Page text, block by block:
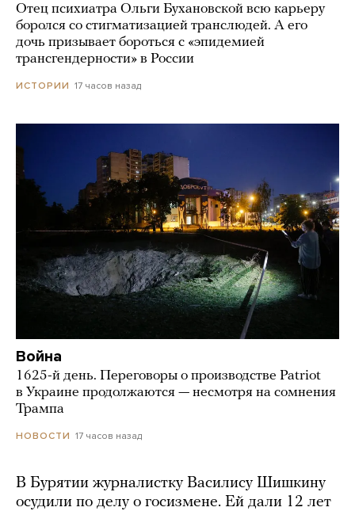
Отец психиатра Ольги Бухановской всю карьеру
боролся со стигматизацией транслюдей. А его
дочь призывает бороться с «эпидемией
трансгендерности» в России
ИСТОРИИ 17 часов назад
Война
1625-й день. Переговоры о производстве Patriot
в Украине продолжаются — несмотря на сомнения
Трампа
НОВОСТИ 17 часов назад
В Бурятии журналистку Василису Шишкину
осудили по делу о госизмене. Ей дали 12 лет